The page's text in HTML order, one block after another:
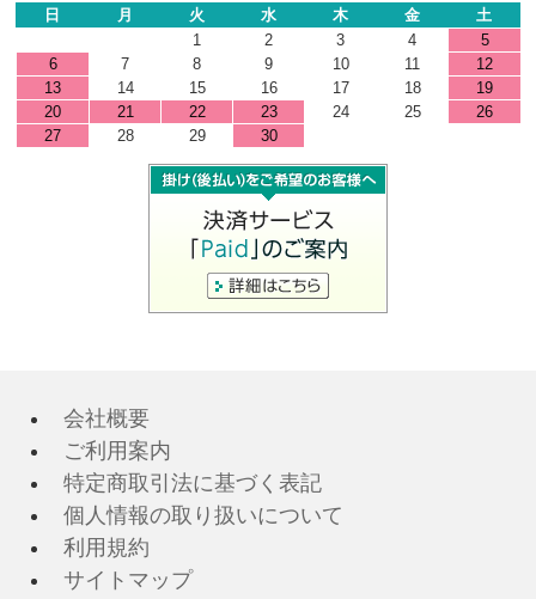
日
月 火 水 木 金
土
1
2 3 4
5
6
7 8 9 10 11
12
13
14 15 16 17 18
19
20
21 22 23 24 25
26
27
28 29 30
会社概要
ご利用案内
特定商取引法に基づく表記
個人情報の取り扱いについて
利用規約
サイトマップ